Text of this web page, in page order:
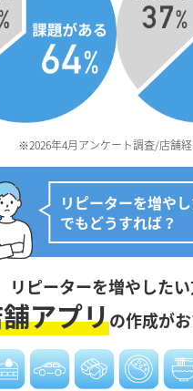
※2026年4月アンケート調査/店舗
リピーターを増や
でもどうすれば？
リピーターを増やした
アプリの作成が